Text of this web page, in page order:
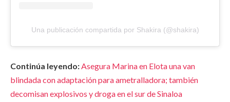
Una publicación compartida por Shakira (@shakira)
Continúa leyendo:Asegura Marina en Elota una van
blindada con adaptación para ametralladora; también
decomisan explosivos y droga en el sur de Sinaloa